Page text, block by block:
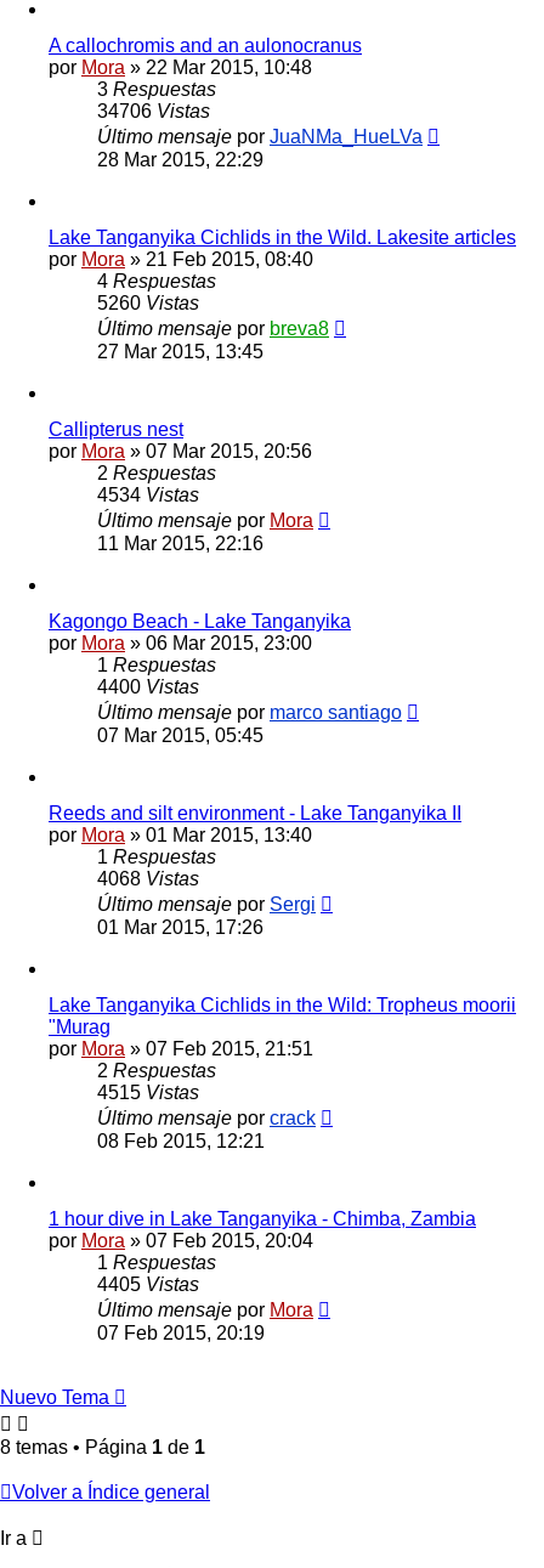
A callochromis and an aulonocranus
por Mora » 22 Mar 2015, 10:48
3 Respuestas
34706 Vistas
Último mensaje por JuaNMa_HueLVa
28 Mar 2015, 22:29
Lake Tanganyika Cichlids in the Wild. Lakesite articles
por Mora » 21 Feb 2015, 08:40
4 Respuestas
5260 Vistas
Último mensaje por breva8
27 Mar 2015, 13:45
Callipterus nest
por Mora » 07 Mar 2015, 20:56
2 Respuestas
4534 Vistas
Último mensaje por Mora
11 Mar 2015, 22:16
Kagongo Beach - Lake Tanganyika
por Mora » 06 Mar 2015, 23:00
1 Respuestas
4400 Vistas
Último mensaje por marco santiago
07 Mar 2015, 05:45
Reeds and silt environment - Lake Tanganyika II
por Mora » 01 Mar 2015, 13:40
1 Respuestas
4068 Vistas
Último mensaje por Sergi
01 Mar 2015, 17:26
Lake Tanganyika Cichlids in the Wild: Tropheus moorii
"Murag
por Mora » 07 Feb 2015, 21:51
2 Respuestas
4515 Vistas
Último mensaje por crack
08 Feb 2015, 12:21
1 hour dive in Lake Tanganyika - Chimba, Zambia
por Mora » 07 Feb 2015, 20:04
1 Respuestas
4405 Vistas
Último mensaje por Mora
07 Feb 2015, 20:19
Nuevo Tema
8 temas • Página 1 de 1
Volver a Índice general
Ir a